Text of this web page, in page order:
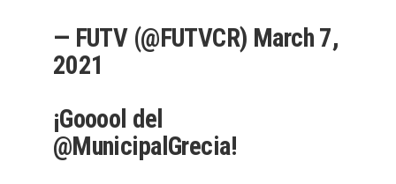
— FUTV (@FUTVCR) March 7,
2021
¡Gooool del
@MunicipalGrecia!